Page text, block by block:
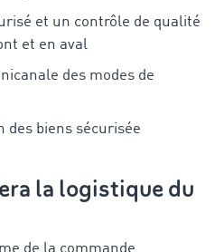
et un contrôle de qualité
et en aval
des modes de
des biens sécurisée
la logistique du
de la commande